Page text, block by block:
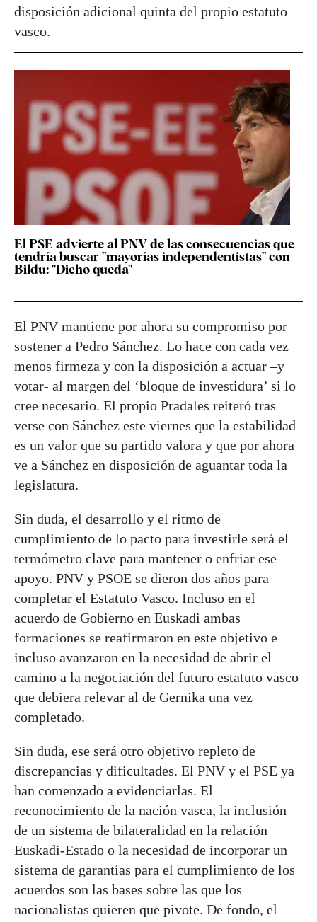
disposición adicional quinta del propio estatuto
vasco.
El PSE advierte al PNV de las consecuencias que
tendría buscar "mayorías independentistas" con
Bildu: "Dicho queda"
El PNV mantiene por ahora su compromiso por
sostener a Pedro Sánchez. Lo hace con cada vez
menos firmeza y con la disposición a actuar –y
votar- al margen del ‘bloque de investidura’ si lo
cree necesario. El propio Pradales reiteró tras
verse con Sánchez este viernes que la estabilidad
es un valor que su partido valora y que por ahora
ve a Sánchez en disposición de aguantar toda la
legislatura.
Sin duda, el desarrollo y el ritmo de
cumplimiento de lo pacto para investirle será el
termómetro clave para mantener o enfriar ese
apoyo. PNV y PSOE se dieron dos años para
completar el Estatuto Vasco. Incluso en el
acuerdo de Gobierno en Euskadi ambas
formaciones se reafirmaron en este objetivo e
incluso avanzaron en la necesidad de abrir el
camino a la negociación del futuro estatuto vasco
que debiera relevar al de Gernika una vez
completado.
Sin duda, ese será otro objetivo repleto de
discrepancias y dificultades. El PNV y el PSE ya
han comenzado a evidenciarlas. El
reconocimiento de la nación vasca, la inclusión
de un sistema de bilateralidad en la relación
Euskadi-Estado o la necesidad de incorporar un
sistema de garantías para el cumplimiento de los
acuerdos son las bases sobre las que los
nacionalistas quieren que pivote. De fondo, el